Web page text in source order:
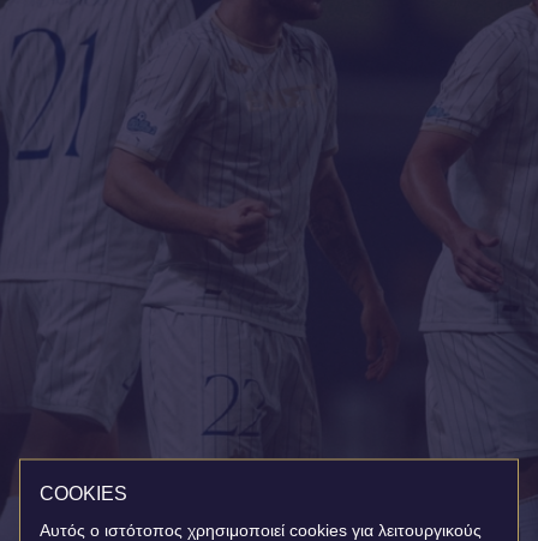
COOKIES
Αυτός ο ιστότοπος χρησιμοποιεί cookies για λειτουργικούς